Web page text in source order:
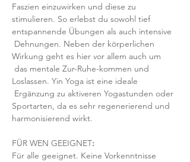
Faszien einzuwirken und diese zu
stimulieren. So erlebst du sowohl tief
entspannende Übungen als auch intensive
Dehnungen. Neben der körperlichen
Wirkung geht es hier vor allem auch um
das mentale Zur-Ruhe-kommen und
Loslassen. Yin Yoga ist eine ideale
Ergänzung zu aktiveren Yogastunden oder
Sportarten, da es sehr regenerierend und
harmonisierend wirkt.
FÜR WEN GEEIGNET:
Für alle geeignet. Keine Vorkenntnisse